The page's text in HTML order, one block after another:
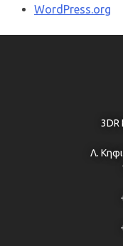
WordPress.org
3DR
Λ.